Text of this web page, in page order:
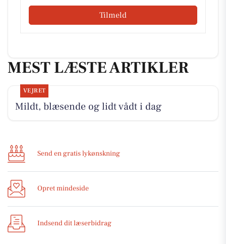
Tilmeld
MEST LÆSTE ARTIKLER
VEJRET
Mildt, blæsende og lidt vådt i dag
Send en gratis lykønskning
Opret mindeside
Indsend dit læserbidrag